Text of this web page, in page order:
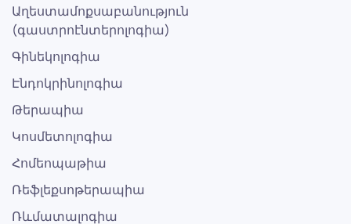
Աղեստամոքսաբանություն
(գաստրոէնտերոլոգիա)
Գինեկոլոգիա
Էնդոկրինոլոգիա
Թերապիա
Կոսմետոլոգիա
Հոմեոպաթիա
Ռեֆլեքսոթերապիա
Ռևմատալոգիա